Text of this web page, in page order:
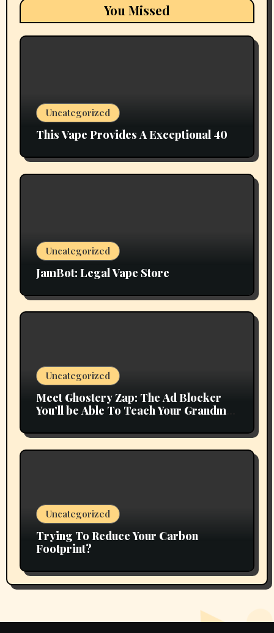
You Missed
Uncategorized
This Vape Provides A Exceptional 40
Uncategorized
JamBot: Legal Vape Store
Uncategorized
Meet Ghostery Zap: The Ad Blocker
You’ll be Able To Teach Your Grandma
Uncategorized
Trying To Reduce Your Carbon
Footprint?